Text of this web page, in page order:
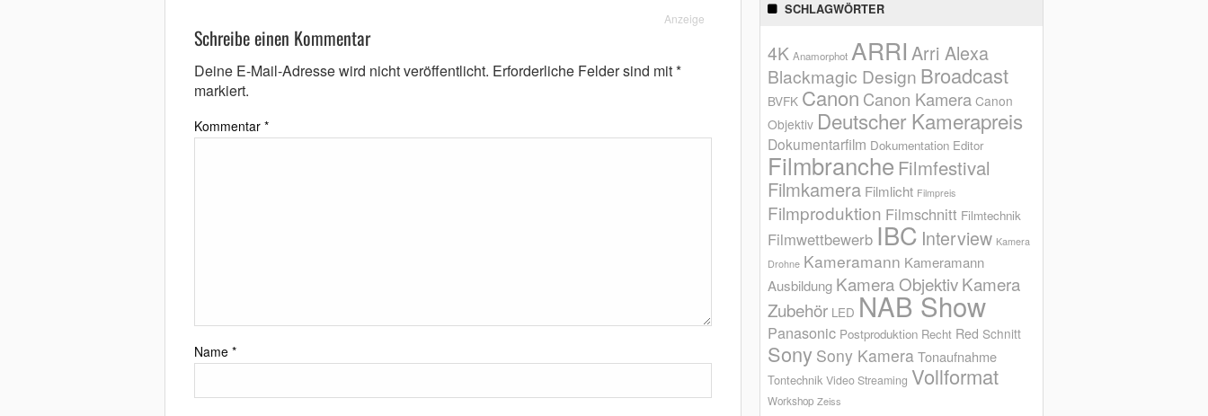
Anzeige
Schreibe einen Kommentar
Deine E-Mail-Adresse wird nicht veröffentlicht. Erforderliche Felder sind mit*
markiert.
Kommentar *
Name *
SCHLAGWÖRTER
4K Anamorphot ARRI Arri Alexa
Blackmagic Design Broadcast
BVFK Canon Canon Kamera Canon
Objektiv Deutscher Kamerapreis
Dokumentarfilm Dokumentation Editor
Filmbranche Filmfestival
Filmkamera Filmlicht Filmpreis
Filmproduktion Filmschnitt Filmtechnik
Filmwettbewerb IBC Interview Kamera
Drohne Kameramann Kameramann
Ausbildung Kamera ObjektivKamera
Zubehör LED NAB Show
Panasonic Postproduktion Recht Red Schnitt
Sony Sony KameraTonaufnahme
Tontechnik Video Streaming Vollformat
Workshop Zeiss